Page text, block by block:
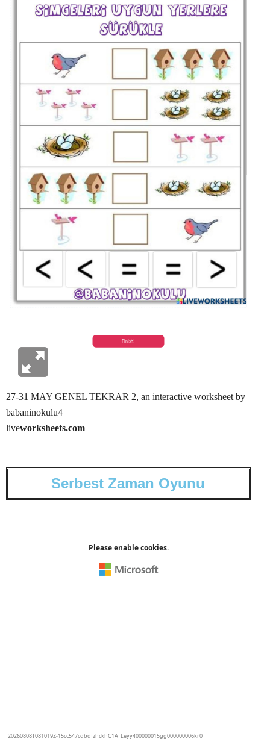
27-31 MAY GENEL TEKRAR 2, an interactive worksheet by
babaninokulu4
liveworksheets.com
Serbest Zaman Oyunu